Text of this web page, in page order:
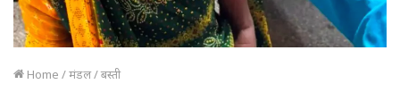
Home /मंडल/बस्ती